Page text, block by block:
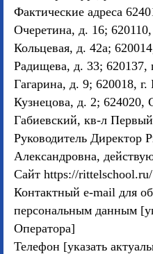
Фактические адреса
Очеретина, д. 16; 620110,
Кольцевая, д. 42а;
Радищева, д. 33; 620137,
Гагарина, д. 9; 620018, г.
Кузнецова, д. 2; 624020,
Габиевский, кв-л
Руководитель Директор
Александровна,
Сайт https://rittelschool.ru/
Контактный e-mail для
персональным данным
Оператора]
Телефон [указать